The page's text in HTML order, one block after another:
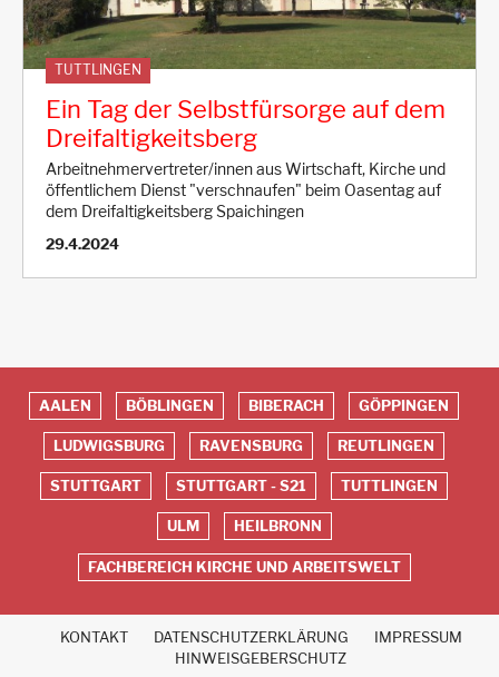
TUTTLINGEN
Ein Tag der Selbstfürsorge auf dem
Dreifaltigkeitsberg
Arbeitnehmervertreter/innen aus Wirtschaft, Kirche und
öffentlichem Dienst "verschnaufen" beim Oasentag auf
dem Dreifaltigkeitsberg Spaichingen
29.4.2024
Red
Footer
AALEN BÖBLINGEN BIBERACH GÖPPINGEN
LUDWIGSBURG RAVENSBURG REUTLINGEN
STUTTGART STUTTGART - S21 TUTTLINGEN
ULM HEILBRONN
FACHBEREICH KIRCHE UND ARBEITSWELT
KONTAKT DATENSCHUTZERKLÄRUNG
IMPRESSUM
HINWEISGEBERSCHUTZ